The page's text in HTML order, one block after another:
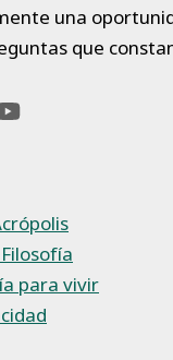
una
que
para vivir